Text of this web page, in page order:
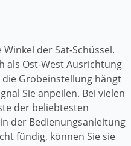
der Sat-Schüssel.
als Ost-West Ausrichtung
Grobeinstellung hängt
Sie anpeilen. Bei vielen
der beliebtesten
der Bedienungsanleitung
fündig, können Sie sie